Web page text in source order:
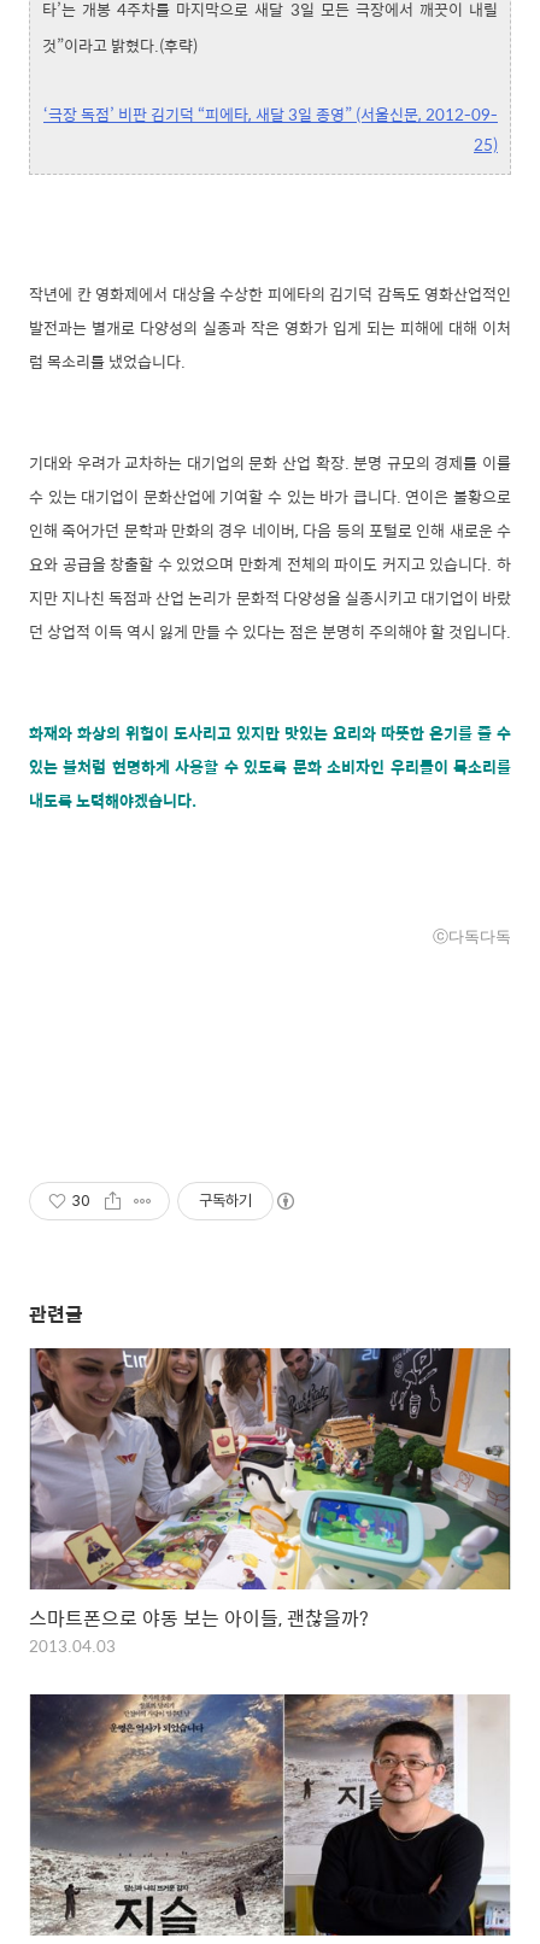
타’는 개봉 4주차를 마지막으로 새달 3일 모든 극장에서 깨끗이 내릴
것”이라고 밝혔다.(후략)
‘극장 독점’ 비판 김기덕 “피에타, 새달 3일 종영” (서울신문, 2012-09-
25)
작년에 칸 영화제에서 대상을 수상한 피에타의 김기덕 감독도 영화산업적인
발전과는 별개로 다양성의 실종과 작은 영화가 입게 되는 피해에 대해 이처
럼 목소리를 냈었습니다.
기대와 우려가 교차하는 대기업의 문화 산업 확장. 분명 규모의 경제를 이룰
수 있는 대기업이 문화산업에 기여할 수 있는 바가 큽니다. 연이은 불황으로
인해 죽어가던 문학과 만화의 경우 네이버, 다음 등의 포털로 인해 새로운 수
요와 공급을 창출할 수 있었으며 만화계 전체의 파이도 커지고 있습니다. 하
지만 지나친 독점과 산업 논리가 문화적 다양성을 실종시키고 대기업이 바랐
던 상업적 이득 역시 잃게 만들 수 있다는 점은 분명히 주의해야 할 것입니다.
화재와 화상의 위험이 도사리고 있지만 맛있는 요리와 따뜻한 온기를 줄 수
있는 불처럼 현명하게 사용할 수 있도록 문화 소비자인 우리들이 목소리를
내도록 노력해야겠습니다.
ⓒ다독다독
30 구독하기
관련글
스마트폰으로 야동 보는 아이들, 괜찮을까?
2013.04.03